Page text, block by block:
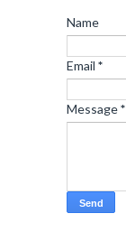
Name
Email *
Message*